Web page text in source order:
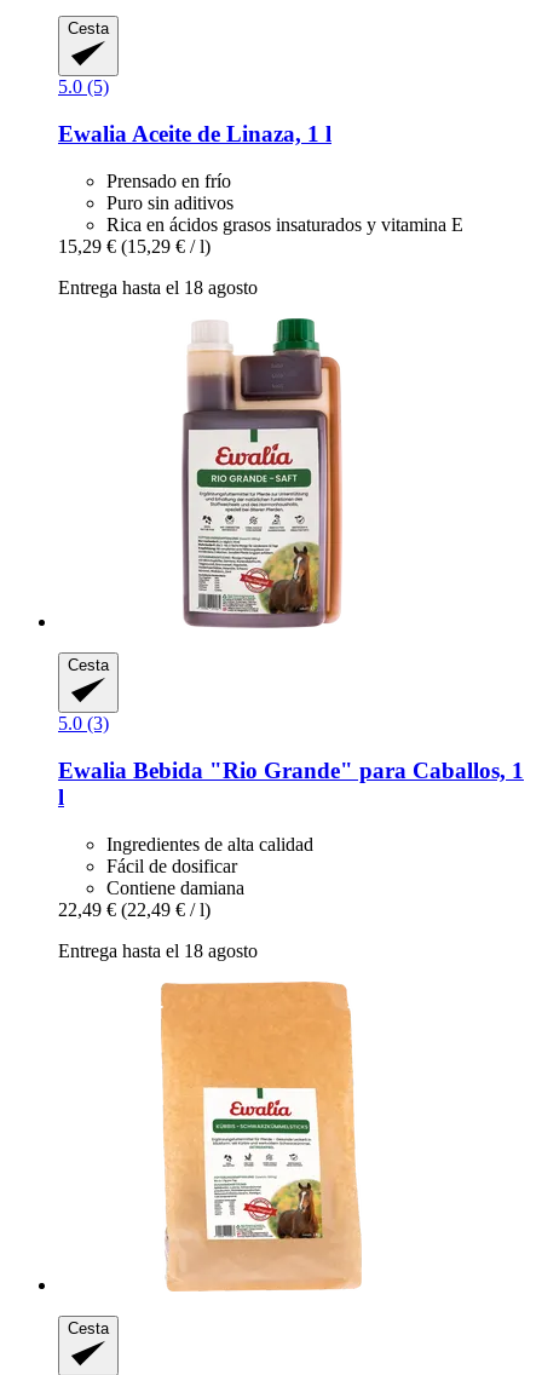
Cesta
5.0 (5)
Ewalia Aceite de Linaza, 1 l
Prensado en frío
Puro sin aditivos
Rica en ácidos grasos insaturados y vitamina E
15,29 € (15,29 € / l)
Entrega hasta el 18 agosto
Cesta
5.0 (3)
Ewalia Bebida "Rio Grande" para Caballos, 1
l
Ingredientes de alta calidad
Fácil de dosificar
Contiene damiana
22,49 € (22,49 € / l)
Entrega hasta el 18 agosto
Cesta